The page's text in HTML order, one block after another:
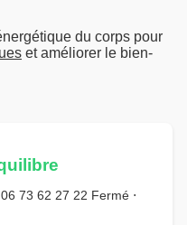
du corps pour
et améliorer le bien-
73 62 27 22 Fermé ⋅